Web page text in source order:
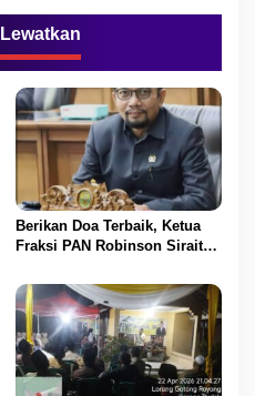
Berikan Doa Terbaik, Ketua
Fraksi PAN Robinson Sirait
untuk BBS